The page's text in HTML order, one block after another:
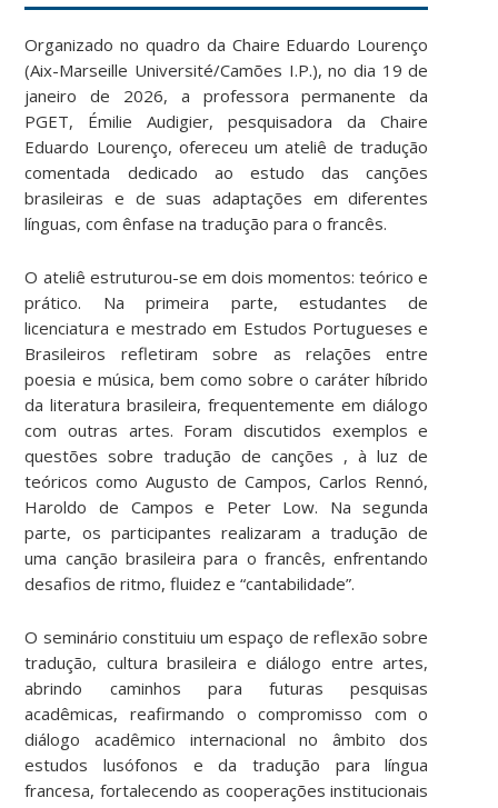
Organizado no quadro da Chaire Eduardo Lourenço
(Aix-Marseille Université/Camões I.P.), no dia 19 de
janeiro de 2026, a professora permanente da
PGET, Émilie Audigier, pesquisadora da Chaire
Eduardo Lourenço, ofereceu um ateliê de tradução
comentada dedicado ao estudo das canções
brasileiras e de suas adaptações em diferentes
línguas, com ênfase na tradução para o francês.
O ateliê estruturou-se em dois momentos: teórico e
prático. Na primeira parte, estudantes de
licenciatura e mestrado em Estudos Portugueses e
Brasileiros refletiram sobre as relações entre
poesia e música, bem como sobre o caráter híbrido
da literatura brasileira, frequentemente em diálogo
com outras artes. Foram discutidos exemplos e
questões sobre tradução de canções , à luz de
teóricos como Augusto de Campos, Carlos Rennó,
Haroldo de Campos e Peter Low. Na segunda
parte, os participantes realizaram a tradução de
uma canção brasileira para o francês, enfrentando
desafios de ritmo, fluidez e “cantabilidade”.
O seminário constituiu um espaço de reflexão sobre
tradução, cultura brasileira e diálogo entre artes,
abrindo caminhos para futuras pesquisas
acadêmicas, reafirmando o compromisso com o
diálogo acadêmico internacional no âmbito dos
estudos lusófonos e da tradução para língua
francesa, fortalecendo as cooperações institucionais